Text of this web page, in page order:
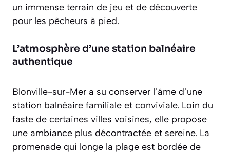
un immense terrain de jeu et de découverte
pour les pêcheurs à pied.
L’atmosphère d’une station balnéaire
authentique
Blonville-sur-Mer a su conserver l’âme d’une
station balnéaire familiale et conviviale. Loin du
faste de certaines villes voisines, elle propose
une ambiance plus décontractée et sereine. La
promenade qui longe la plage est bordée de